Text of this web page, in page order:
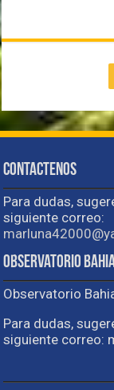
Contactenos
Para dudas,
siguiente correo:
Observatorio
Observatorio
Para dudas,
siguiente correo: